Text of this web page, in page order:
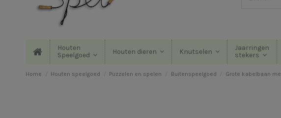
Houten
Speelgoed
Houten dieren Knutselen
Jaarringen
stekers
Home Houten speelgoed Puzzelen en spelen Buitenspeelgoed Grote kabelbaan